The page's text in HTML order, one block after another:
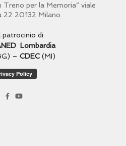
per la Memoria” viale
22 20132 Milano.
patrocinio di:
Lombardia
– CDEC (MI)